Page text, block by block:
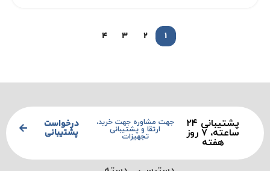
1
2
3
4
پشتیبانی ۲۴
ساعته، ۷ روز
هفته
جهت مشاوره جهت خرید،
ارتقا و پشتیبانی
تجهیزات
درخواست
پشتیبانی